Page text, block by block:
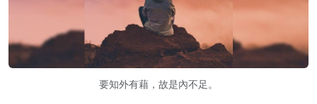
要知外有藉，故是內不足。